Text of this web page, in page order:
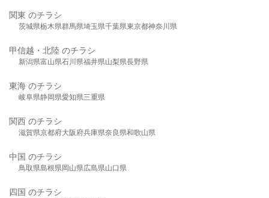
関東 のチラシ
茨城県栃木県群馬県埼玉県千葉県東京都神奈川県
甲信越・北陸 のチラシ
新潟県富山県石川県福井県山梨県長野県
東海 のチラシ
岐阜県静岡県愛知県三重県
関西 のチラシ
滋賀県京都府大阪府兵庫県奈良県和歌山県
中国 のチラシ
鳥取県島根県岡山県広島県山口県
四国 のチラシ